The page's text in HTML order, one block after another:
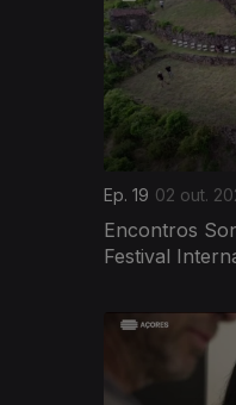
Ep. 19 02 out.
Encontros
Festival